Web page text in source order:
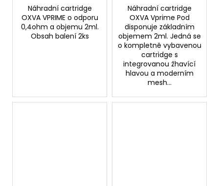
Náhradní cartridge
OXVA VPRIME o odporu
0,4ohm a objemu 2ml.
Obsah balení 2ks
Náhradní cartridge
OXVA Vprime Pod
disponuje základním
objemem 2ml. Jedná se
o kompletně vybavenou
cartridge s
integrovanou žhavící
hlavou a moderním
mesh...